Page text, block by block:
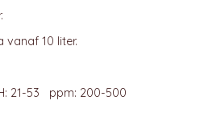
vanaf 10 liter.
21-53 ppm: 200-500